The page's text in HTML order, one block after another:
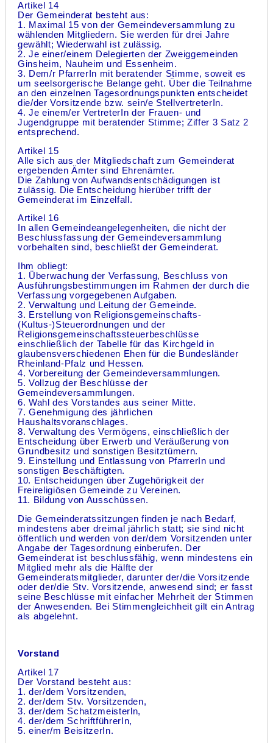
Artikel 14
Der Gemeinderat besteht aus:
1. Maximal 15 von der Gemeindeversammlung zu
wählenden Mitgliedern. Sie werden für drei Jahre
gewählt; Wiederwahl ist zulässig.
2. Je einer/einem Delegierten der Zweiggemeinden
Ginsheim, Nauheim und Essenheim.
3. Dem/r PfarrerIn mit beratender Stimme, soweit es
um seelsorgerische Belange geht. Über die Teilnahme
an den einzelnen Tagesordnungspunkten entscheidet
die/der Vorsitzende bzw. sein/e StellvertreterIn.
4. Je einem/er VertreterIn der Frauen- und
Jugendgruppe mit beratender Stimme; Ziffer 3 Satz 2
entsprechend.
Artikel 15
Alle sich aus der Mitgliedschaft zum Gemeinderat
ergebenden Ämter sind Ehrenämter.
Die Zahlung von Aufwandsentschädigungen ist
zulässig. Die Entscheidung hierüber trifft der
Gemeinderat im Einzelfall.
Artikel 16
In allen Gemeindeangelegenheiten, die nicht der
Beschlussfassung der Gemeindeversammlung
vorbehalten sind, beschließt der Gemeinderat.
Ihm obliegt:
1. Überwachung der Verfassung, Beschluss von
Ausführungsbestimmungen im Rahmen der durch die
Verfassung vorgegebenen Aufgaben.
2. Verwaltung und Leitung der Gemeinde.
3. Erstellung von Religionsgemeinschafts-
(Kultus-)Steuerordnungen und der
Religionsgemeinschaftssteuerbeschlüsse
einschließlich der Tabelle für das Kirchgeld in
glaubensverschiedenen Ehen für die Bundesländer
Rheinland-Pfalz und Hessen.
4. Vorbereitung der Gemeindeversammlungen.
5. Vollzug der Beschlüsse der
Gemeindeversammlungen.
6. Wahl des Vorstandes aus seiner Mitte.
7. Genehmigung des jährlichen
Haushaltsvoranschlages.
8. Verwaltung des Vermögens, einschließlich der
Entscheidung über Erwerb und Veräußerung von
Grundbesitz und sonstigen Besitztümern.
9. Einstellung und Entlassung von PfarrerIn und
sonstigen Beschäftigten.
10. Entscheidungen über Zugehörigkeit der
Freireligiösen Gemeinde zu Vereinen.
11. Bildung von Ausschüssen.
Die Gemeinderatssitzungen finden je nach Bedarf,
mindestens aber dreimal jährlich statt; sie sind nicht
öffentlich und werden von der/dem Vorsitzenden unter
Angabe der Tagesordnung einberufen. Der
Gemeinderat ist beschlussfähig, wenn mindestens ein
Mitglied mehr als die Hälfte der
Gemeinderatsmitglieder, darunter der/die Vorsitzende
oder der/die Stv. Vorsitzende, anwesend sind; er fasst
seine Beschlüsse mit einfacher Mehrheit der Stimmen
der Anwesenden. Bei Stimmengleichheit gilt ein Antrag
als abgelehnt.
Vorstand
Artikel 17
Der Vorstand besteht aus:
1. der/dem Vorsitzenden,
2. der/dem Stv. Vorsitzenden,
3. der/dem Schatzmeisterln,
4. der/dem SchriftführerIn,
5. einer/m BeisitzerIn.